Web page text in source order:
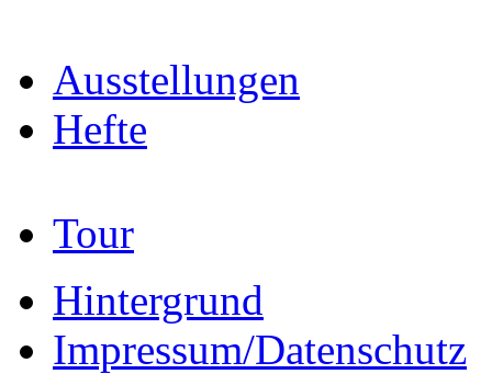
Ausstellungen
Hefte
Tour
Hintergrund
Impressum/Datenschutz